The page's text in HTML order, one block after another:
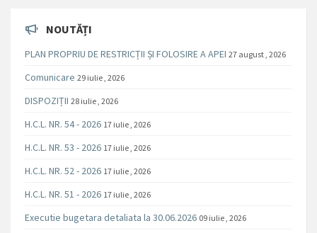
NOUTĂȚI
PLAN PROPRIU DE RESTRICȚII ȘI FOLOSIRE A APEI 27 august , 2026
Comunicare 29 iulie , 2026
DISPOZIȚII 28 iulie , 2026
H.C.L. NR. 54 - 2026 17 iulie , 2026
H.C.L. NR. 53 - 2026 17 iulie , 2026
H.C.L. NR. 52 - 2026 17 iulie , 2026
H.C.L. NR. 51 - 2026 17 iulie , 2026
Executie bugetara detaliata la 30.06.2026 09 iulie , 2026